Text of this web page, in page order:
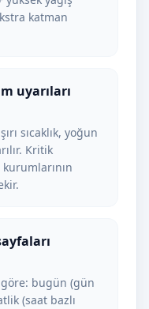
katman
uyarıları
sıcaklık, yoğun
Kritik
bugün (gün
(saat bazlı